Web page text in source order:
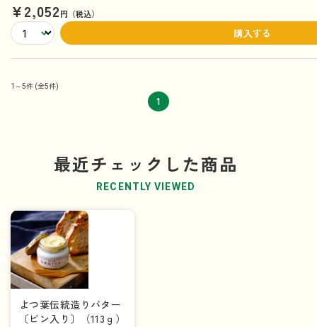
¥2,052円（税込）
購入する
1～5件 (全5件)
1
最近チェックした商品
RECENTLY VIEWED
よつ葉伝統造りバター
〔ビン入り〕（113ｇ）